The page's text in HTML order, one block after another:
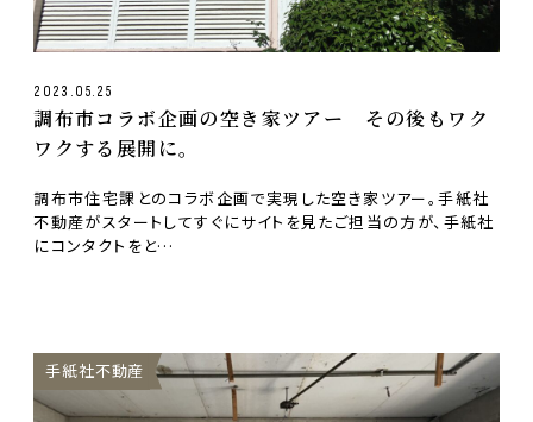
2023.05.25
調布市コラボ企画の空き家ツアー その後もワク
ワクする展開に。
調布市住宅課とのコラボ企画で実現した空き家ツアー。手紙社
不動産がスタートしてすぐにサイトを見たご担当の方が、手紙社
にコンタクトをと…
手紙社不動産